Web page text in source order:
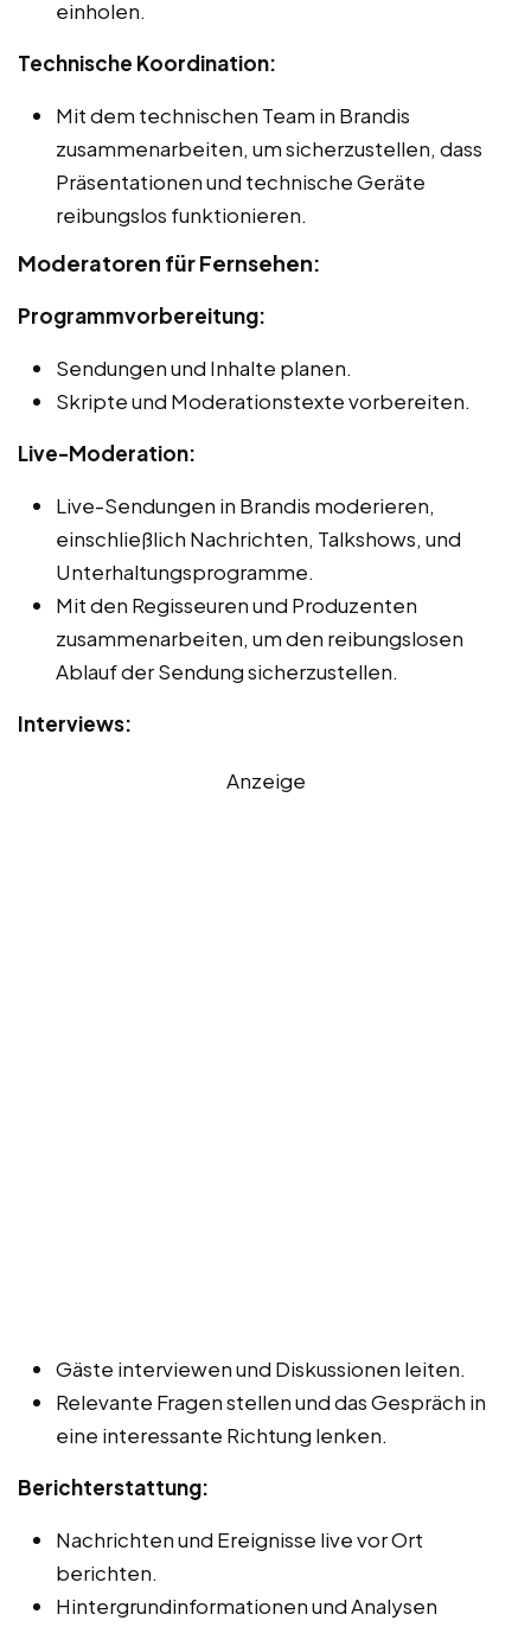
einholen.
Technische Koordination:
Mit dem technischen Team in Brandis
zusammenarbeiten, um sicherzustellen, dass
Präsentationen und technische Geräte
reibungslos funktionieren.
Moderatoren für Fernsehen:
Programmvorbereitung:
Sendungen und Inhalte planen.
Skripte und Moderationstexte vorbereiten.
Live-Moderation:
Live-Sendungen in Brandis moderieren,
einschließlich Nachrichten, Talkshows, und
Unterhaltungsprogramme.
Mit den Regisseuren und Produzenten
zusammenarbeiten, um den reibungslosen
Ablauf der Sendung sicherzustellen.
Interviews:
Anzeige
Gäste interviewen und Diskussionen leiten.
Relevante Fragen stellen und das Gespräch in
eine interessante Richtung lenken.
Berichterstattung:
Nachrichten und Ereignisse live vor Ort
berichten.
Hintergrundinformationen und Analysen